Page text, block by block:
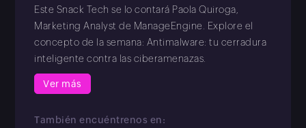
Este Snack Tech se lo contará Paola Quiroga,
Marketing Analyst de ManageEngine. Explore el
concepto de la semana: Antimalware: tu cerradura
inteligente contra las ciberamenazas.
Ver más
También encuéntrenos en: